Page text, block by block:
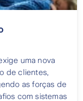
uma nova
de clientes,
as forças de
com sistemas